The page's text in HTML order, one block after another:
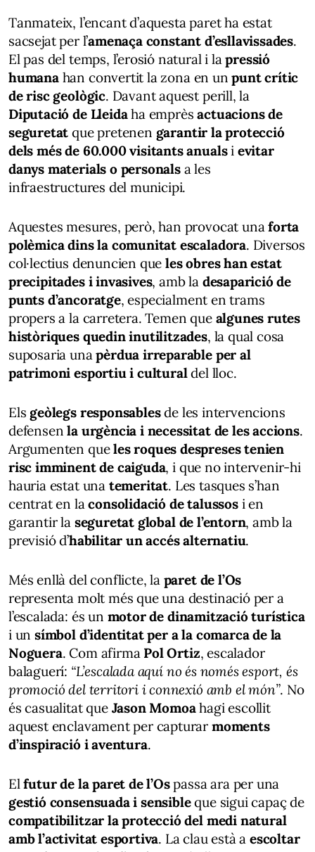
Tanmateix, l’encant d’aquesta paret ha estat
sacsejat per l’amenaça constant d’esllavissades.
El pas del temps, l’erosió natural i lapressió
humanahan convertit la zona en unpunt crític
de risc geològic. Davant aquest perill, la
Diputació de Lleidaha emprèsactuacions de
seguretat que pretenen garantir la protecció
dels més de 60.000 visitants anualsi evitar
danys materials o personalsa les
infraestructures del municipi.
Aquestes mesures, però, han provocat unaforta
polèmica dins la comunitat escaladora. Diversos
col·lectius denuncien queles obres han estat
precipitades i invasives, amb la desaparició de
punts d’ancoratge, especialment en trams
propers a la carretera. Temen que algunes rutes
històriques quedin inutilitzades, la qual cosa
suposaria unapèrdua irreparable per al
patrimoni esportiu i culturaldel lloc.
Els geòlegs responsablesde les intervencions
defensenla urgència i necessitat de les accions.
Argumenten queles roques despreses tenien
risc imminent de caiguda, i que no intervenir-hi
hauria estat una temeritat. Les tasques s’han
centrat en laconsolidació de talussosi en
garantir la seguretat global de l’entorn, amb la
previsió d’habilitar un accés alternatiu.
Més enllà del conflicte, la paret de l’Os
representa molt més que una destinació per a
l’escalada: és un motor de dinamització turística
i unsímbol d’identitat per a la comarca de la
Noguera. Com afirma Pol Ortiz, escalador
balaguerí: “L’escalada aquí no és només esport, és
promoció del territori i connexió amb el món”. No
és casualitat que Jason Momoahagi escollit
aquest enclavament per capturar moments
d’inspiració i aventura.
Elfutur de la paret de l’Ospassa ara per una
gestió consensuada i sensibleque sigui capaç de
compatibilitzar la protecció del medi natural
amb l’activitat esportiva. La clau està aescoltar